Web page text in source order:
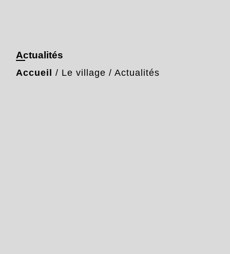
Actualités
Accueil / Le village / Actualités